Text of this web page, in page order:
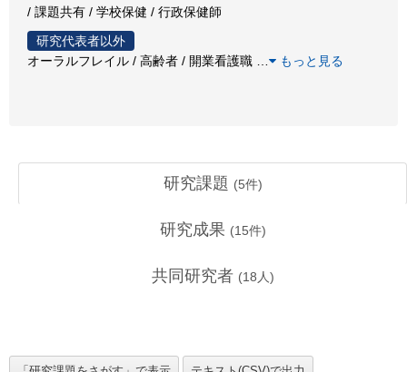
/ 課題共有 / 学校保健 / 行政保健師
研究代表者以外
オーラルフレイル / 高齢者 / 開業看護職
もっと見る
研究課題 (5件)
研究成果 (15件)
共同研究者 (18 人)